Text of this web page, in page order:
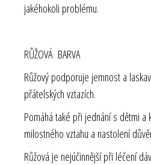
jakéhokoli problému.
RŮŽOVÁ BARVA
Růžový podporuje jemnost a
přátelských vztazích.
Pomáhá také při jednání s dětmi a
milostného vztahu a nastolení
Růžová je nejúčinnější při léčení